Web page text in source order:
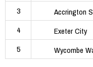
3 Accrington
4
Exeter City
5
Wycombe